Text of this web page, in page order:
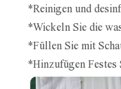
*Reinigen und
*Wickeln Sie die
*Füllen Sie mit
*Hinzufügen Festes